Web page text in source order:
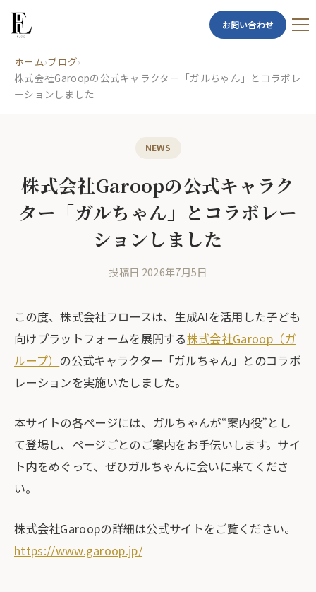
お問い合わせ
ホーム›ブログ›
株式会社Garoopの公式キャラクター「ガルちゃん」とコラボレ
ーションしました
NEWS
株式会社Garoopの公式キャラク
ター「ガルちゃん」とコラボレー
ションしました
投稿日 2026年7月5日
この度、株式会社フロースは、生成AIを活用した子ども
向けプラットフォームを展開する株式会社Garoop（ガ
ループ） の公式キャラクター「ガルちゃん」とのコラボ
レーションを実施いたしました。
本サイトの各ページには、ガルちゃんが“案内役”とし
て登場し、ページごとのご案内をお手伝いします。サイ
ト内をめぐって、ぜひガルちゃんに会いに来てくださ
い。
株式会社Garoopの詳細は公式サイトをご覧ください。
https://www.garoop.jp/